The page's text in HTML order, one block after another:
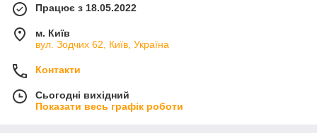
Працює з 18.05.2022
м. Київ
вул. Зодчих 62, Київ, Україна
Контакти
Сьогодні вихідний
Показати весь графік роботи